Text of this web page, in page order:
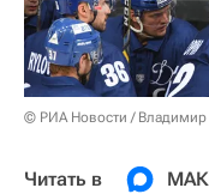
© РИА Новости /
Читать в